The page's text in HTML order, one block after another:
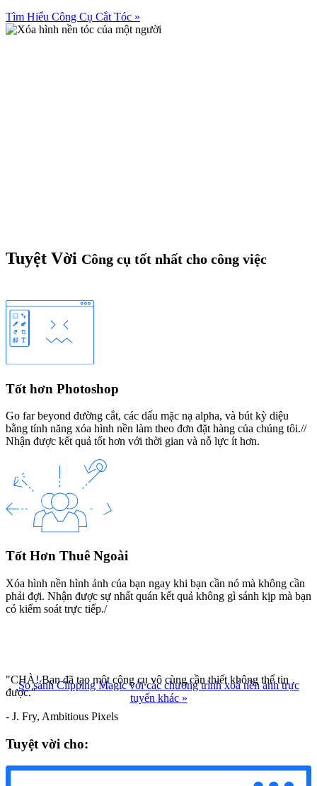
Tìm Hiểu Công Cụ Cắt Tóc »
Tuyệt Vời Công cụ tốt nhất cho công việc
Tốt hơn Photoshop
Go far beyond đường cắt, các dấu mặc nạ alpha, và bút kỳ diệu
bằng tính năng xóa hình nền làm theo đơn đặt hàng của chúng tôi.//
Nhận được kết quả tốt hơn với thời gian và nỗ lực ít hơn.
Tốt Hơn Thuê Ngoài
Xóa hình nền hình ảnh của bạn ngay khi bạn cần nó mà không cần
phải đợi. Nhận được sự nhất quán kết quả không gì sánh kịp mà bạn
có kiểm soát trực tiếp./
So sánh Clipping Magic với các chương trình xoá nền ảnh trực
tuyến khác »
"CHÀ! Bạn đã tạo một công cụ vô cùng cần thiết không thể tin
được."
- J. Fry, Ambitious Pixels
Tuyệt vời cho: